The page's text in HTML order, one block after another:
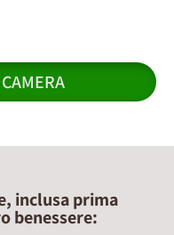
inclusa prima
benessere: